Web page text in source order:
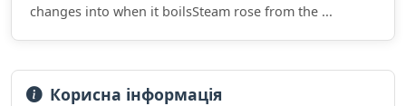
changes into when it boilsSteam rose from the ...
Корисна інформація